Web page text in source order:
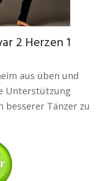
2 Herzen 1
aus üben und
Unterstützung
besserer Tänzer zu